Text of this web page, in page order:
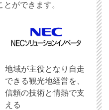
ができます。
地域が主役となり自走
できる観光地経営を、
信頼の技術と情熱で支
える